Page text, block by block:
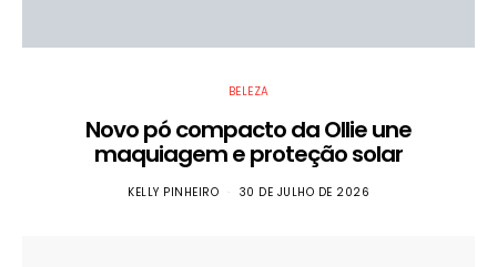
BELEZA
Novo pó compacto da Ollie une
maquiagem e proteção solar
KELLY PINHEIRO 30 DE JULHO DE 2026